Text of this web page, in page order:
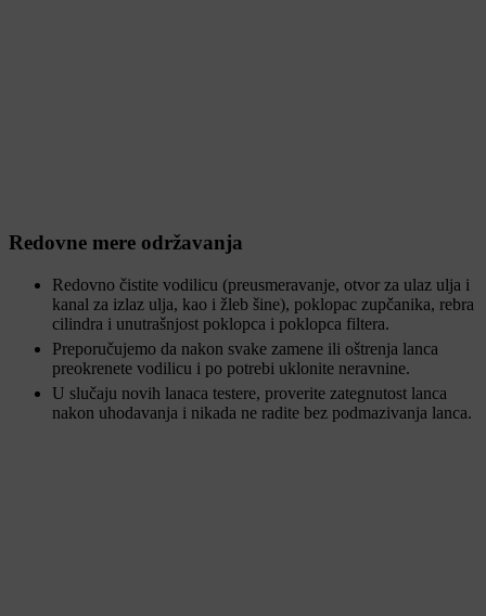
Redovne mere održavanja
Redovno čistite vodilicu (preusmeravanje, otvor za ulaz ulja i
kanal za izlaz ulja, kao i žleb šine), poklopac zupčanika, rebra
cilindra i unutrašnjost poklopca i poklopca filtera.
Preporučujemo da nakon svake zamene ili oštrenja lanca
preokrenete vodilicu i po potrebi uklonite neravnine.
U slučaju novih lanaca testere, proverite zategnutost lanca
nakon uhodavanja i nikada ne radite bez podmazivanja lanca.